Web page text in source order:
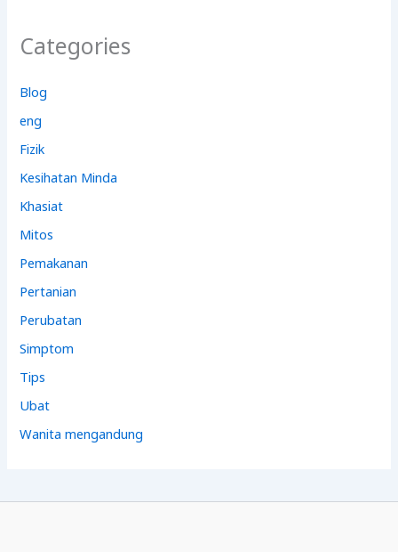
Categories
Blog
eng
Fizik
Kesihatan Minda
Khasiat
Mitos
Pemakanan
Pertanian
Perubatan
Simptom
Tips
Ubat
Wanita mengandung